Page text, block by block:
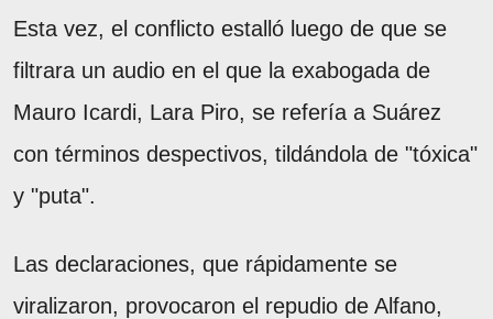
Esta vez, el conflicto estalló luego de que se
filtrara un audio en el que la exabogada de
Mauro Icardi, Lara Piro, se refería a Suárez
con términos despectivos, tildándola de "tóxica"
y "puta".
Las declaraciones, que rápidamente se
viralizaron, provocaron el repudio de Alfano,